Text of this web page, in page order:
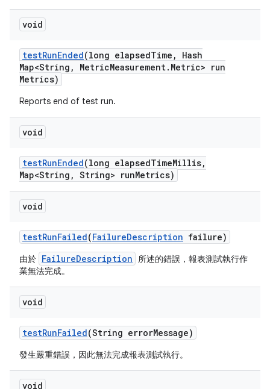
void
testRunEnded(long elapsedTime ,
Hash
Map<String , MetricMeasurement. Metric> run
Metrics)
Reports end of test run.
void
testRunEnded(long elapsedTimeMillis,
Map<String , String> runMetrics)
void
testRunFailed(FailureDescription failure)
由於 FailureDescription
所述的錯誤，報表測試執行作
業無法完成。
void
testRunFailed(String errorMessage)
發生嚴重錯誤，因此無法完成報表測試執行。
void